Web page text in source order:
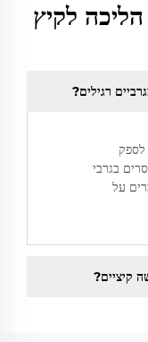
לקיץ
רגילים?
לספק
בגרבי
על
קיציים?